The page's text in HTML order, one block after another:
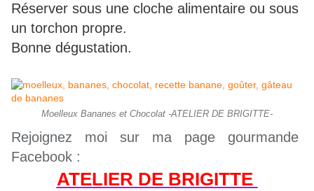
Réserver sous une cloche alimentaire ou sous
un torchon propre.
Bonne dégustation.
Moelleux Bananes et Chocolat -ATELIER DE BRIGITTE-
Rejoignez moi sur ma page gourmande
Facebook :
ATELIER DE BRIGITTE